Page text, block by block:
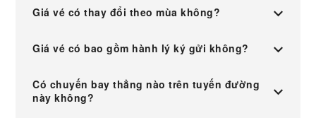
Giá vé có thay đổi theo mùa không?
Giá vé có bao gồm hành lý ký gửi không?
Có chuyến bay thẳng nào trên tuyến đường
này không?